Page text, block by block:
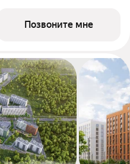
Позвоните мне